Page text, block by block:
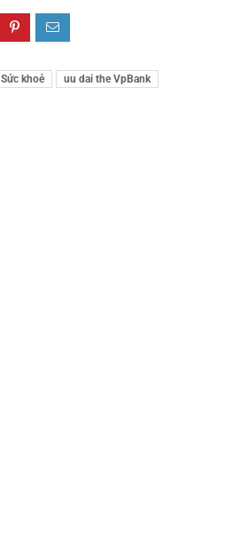
Sức khoẻ uu dai the VpBank